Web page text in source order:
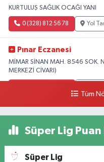
KURTULUŞ SAĞLIK OCAĞI YANI
0 (328) 812 56 78 Yol
Pınar Eczanesi
MİMAR SİNAN MAH. 8546 SOK.
MERKEZİ CİVARI)
Tüm
Süper Lig
Süper Lig